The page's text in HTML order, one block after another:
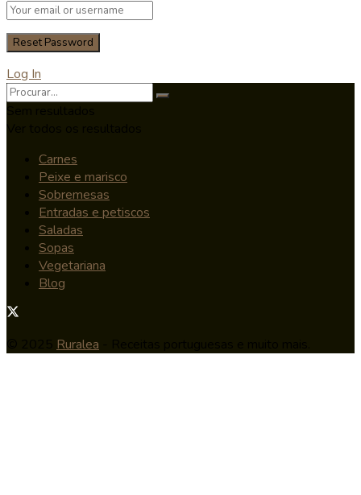
Log In
Carnes
Peixe e marisco
Sobremesas
Entradas e petiscos
Saladas
Sopas
Vegetariana
Blog
Ruralea